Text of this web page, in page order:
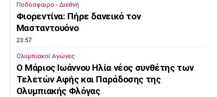
Ποδόσφαιρο - Διεθνή
Φιορεντίνα: Πήρε δανεικό τον
Μασταντουόνο
23:57
Ολυμπιακοί Αγώνες
O Μάριος Ιωάννου Ηλία νέος συνθέτης των
Τελετών Αφής και Παράδοσης της
Ολυμπιακής Φλόγας